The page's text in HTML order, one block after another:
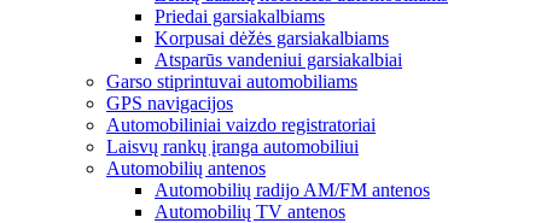
Priedai garsiakalbiams
Korpusai dėžės garsiakalbiams
Atsparūs vandeniui garsiakalbiai
Garso stiprintuvai automobiliams
GPS navigacijos
Automobiliniai vaizdo registratoriai
Laisvų rankų įranga automobiliui
Automobilių antenos
Automobilių radijo AM/FM antenos
Automobilių TV antenos